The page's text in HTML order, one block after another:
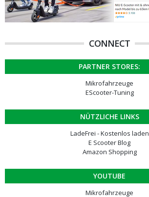
CONNECT
PARTNER STORES:
Mikrofahrzeuge
EScooter-Tuning
NÜTZLICHE LINKS
LadeFrei - Kostenlos laden
E Scooter Blog
Amazon Shopping
YOUTUBE
Mikrofahrzeuge